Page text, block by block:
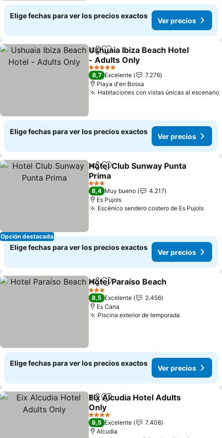
Elige fechas para ver los precios exactos
Ver precios
CompartirAgregar a favoritos
Ushuaia Ibiza Beach Hotel
- Adults Only
5 Estrellas
8,7 Excelente
7.276
Playa d'en Bossa
Habitaciones con vistas únicas al escenario
Elige fechas para ver los precios exactos
Ver precios
Opción destacada
CompartirAgregar a favoritos
Hotel Club Sunway Punta
Prima
3 Estrellas
8,4 Muy bueno
4.217
Es Pujols
Escénico sendero costero de Es Pujols
Elige fechas para ver los precios exactos
Ver precios
CompartirAgregar a favoritos
Hotel Paraíso Beach
3 Estrellas
8,5 Excelente
2.456
Es Cana
Piscina exterior de temporada
Elige fechas para ver los precios exactos
Ver precios
CompartirAgregar a favoritos
Eix Alcudia Hotel Adults
Only
4 Estrellas
8,5 Excelente
7.408
Alcudia